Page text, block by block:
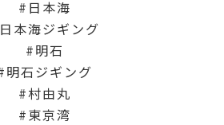
日本海
日本海ジギング
明石
明石ジギング
村由丸
東京湾